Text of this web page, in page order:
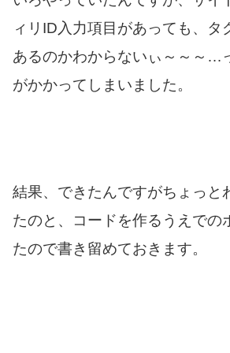
ィリID入力項目があっても、タ
あるのかわからないぃ～～～…
がかかってしまいました。
結果、できたんですがちょっと
たのと、コードを作るうえでの
たので書き留めておきます。